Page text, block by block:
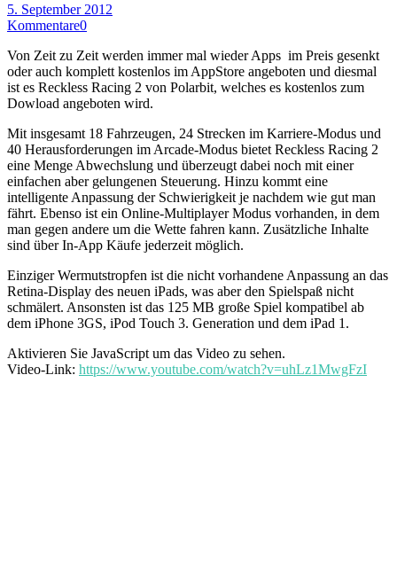
5. September 2012
Kommentare0
Von Zeit zu Zeit werden immer mal wieder Apps im Preis gesenkt
oder auch komplett kostenlos im AppStore angeboten und diesmal
ist es Reckless Racing 2 von Polarbit, welches es kostenlos zum
Dowload angeboten wird.
Mit insgesamt 18 Fahrzeugen, 24 Strecken im Karriere-Modus und
40 Herausforderungen im Arcade-Modus bietet Reckless Racing 2
eine Menge Abwechslung und überzeugt dabei noch mit einer
einfachen aber gelungenen Steuerung. Hinzu kommt eine
intelligente Anpassung der Schwierigkeit je nachdem wie gut man
fährt. Ebenso ist ein Online-Multiplayer Modus vorhanden, in dem
man gegen andere um die Wette fahren kann. Zusätzliche Inhalte
sind über In-App Käufe jederzeit möglich.
Einziger Wermutstropfen ist die nicht vorhandene Anpassung an das
Retina-Display des neuen iPads, was aber den Spielspaß nicht
schmälert. Ansonsten ist das 125 MB große Spiel kompatibel ab
dem iPhone 3GS, iPod Touch 3. Generation und dem iPad 1.
Aktivieren Sie JavaScript um das Video zu sehen.
Video-Link: https://www.youtube.com/watch?v=uhLz1MwgFzI